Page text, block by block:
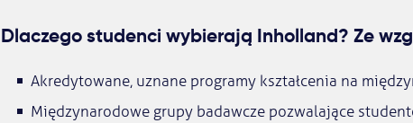
Dlaczego studenci wybierają Inholland? Ze
Akredytowane, uznane programy kształcenia na
Międzynarodowe grupy badawcze pozwalające